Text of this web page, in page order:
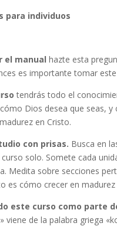
para individuos
el manual hazte esta
es importante tomar
tendrás todo el
Dios desea que seas,
en Cristo.
con prisas. Busca en
solo. Somete cada
Medita sobre secciones
es cómo crecer en
este curso como parte
viene de la palabra griega